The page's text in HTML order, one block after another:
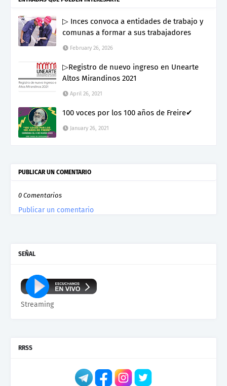
▷ Inces convoca a entidades de trabajo y
comunas a formar a sus trabajadores
February 26, 2026
▷Registro de nuevo ingreso en Unearte
Altos Mirandinos 2021
April 26, 2021
100 voces por los 100 años de Freire✔
January 26, 2021
PUBLICAR UN COMENTARIO
0 Comentarios
Publicar un comentario
SEÑAL
Streaming
RRSS